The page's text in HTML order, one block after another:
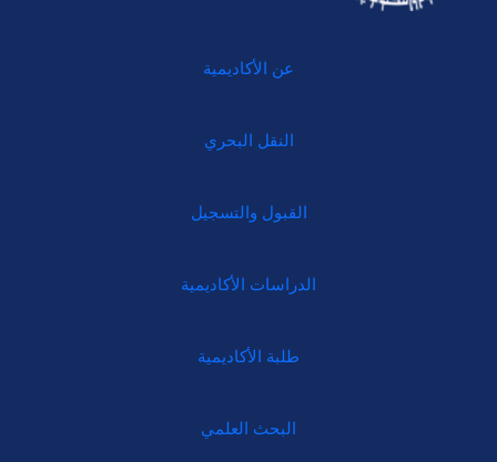
عن الأكاديمية
النقل البحري
القبول والتسجيل
الدراسات الأكاديمية
طلبة الأكاديمية
البحث العلمي